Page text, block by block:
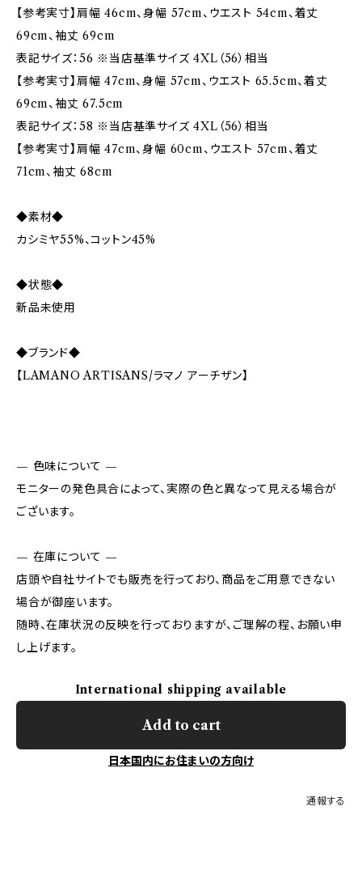
【参考実寸】肩幅 46cm、身幅 57cm、ウエスト 54cm、着丈
69cm、袖丈 69cm
表記サイズ：56 ※当店基準サイズ 4XL（56）相当
【参考実寸】肩幅 47cm、身幅 57cm、ウエスト 65.5cm、着丈
69cm、袖丈 67.5cm
表記サイズ：58 ※当店基準サイズ 4XL（56）相当
【参考実寸】肩幅 47cm、身幅 60cm、ウエスト 57cm、着丈
71cm、袖丈 68cm
◆素材◆
カシミヤ55%、コットン45%
◆状態◆
新品未使用
◆ブランド◆
【LAMANO ARTISANS/ラマノ アーチザン】
— 色味について —
モニターの発色具合によって、実際の色と異なって見える場合が
ございます。
— 在庫について —
店頭や自社サイトでも販売を行っており、商品をご用意できない
場合が御座います。
随時、在庫状況の反映を行っておりますが、ご理解の程、お願い申
し上げます。
International shipping available
Add to cart
日本国内にお住まいの方向け
通報する